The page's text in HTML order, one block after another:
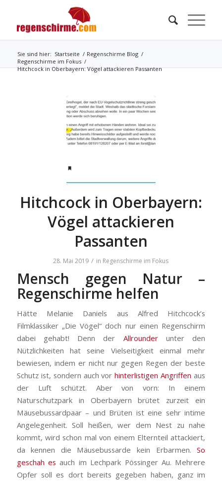
Sie sind hier: Startseite / Regenschirme Blog /
Regenschirme im Fokus /
Hitchcock in Oberbayern: Vögel attackieren Passanten
Hitchcock in Oberbayern:
Vögel attackieren
Passanten
28. Mai 2019 / in Regenschirme im Fokus
Mensch gegen Natur –
Regenschirme helfen
Hätte Melanie Daniels aus Alfred Hitchcock’s
Filmklassiker „Die Vögel“ doch nur einen Regenschirm
dabei gehabt! Denn der Allrounderunter den
Nützlichkeiten hat seine Vielseitigkeit einmal mehr
bewiesen, indem er nicht nur gegen Regen der beste
Schutz ist, sondern auch vorhinterlistigen Angriffen aus
der Luft schützt. Aber von vorn: In einem
Naturschutzpark in Oberbayern brütet zurzeit ein
Mäusebussardpaar – und Brüten ist eine sehr intime
Angelegenheit.Soll heißen, wer dem Nest zu nahe
kommt, wird schon mal von einem Elternteil attackiert,
da kennen die Mäusebussarde kein Erbarmen.So
geschah es auch im Lechpark Pössinger Au. Mehrere
Opfer soll es dort bereits gegeben haben, ganz im